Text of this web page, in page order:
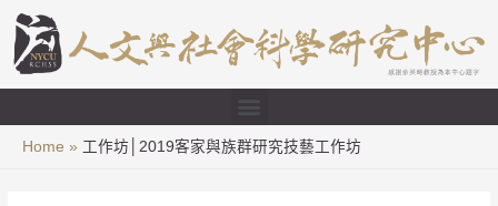
Home 工作坊│2019客家與族群研究技藝工作坊